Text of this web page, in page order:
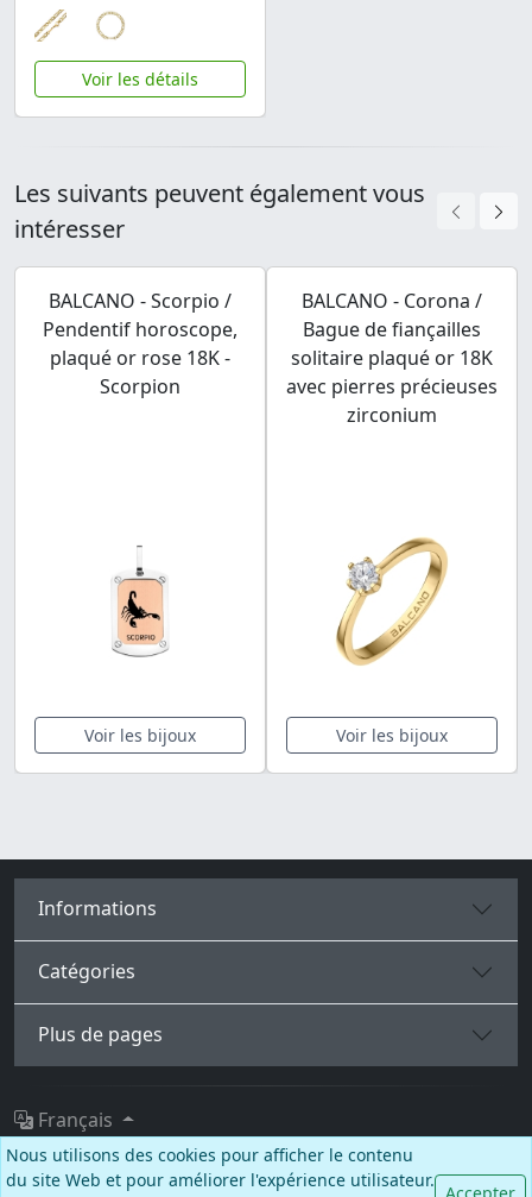
Voir les détails
Les suivants peuvent également vous
intéresser
BALCANO - Scorpio /
Pendentif horoscope,
plaqué or rose 18K -
Scorpion
Voir les bijoux
BALCANO - Corona /
Bague de fiançailles
solitaire plaqué or 18K
avec pierres précieuses
zirconium
Voir les bijoux
Informations
Catégories
Plus de pages
Facebook Instagram TikTok
Français
Nous utilisons des cookies pour afficher le contenu
du site Web et pour améliorer l'expérience utilisateur.
Accepter